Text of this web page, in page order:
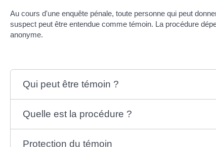
Au cours d'une enquête pénale, toute personne qui peut
suspect peut être entendue comme témoin. La procédure
anonyme.
Qui peut être témoin ?
Quelle est la procédure ?
Protection du témoin